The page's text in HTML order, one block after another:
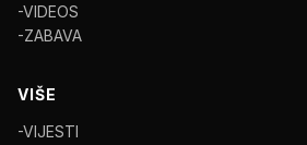
-VIDEOS
-ZABAVA
VIŠE
-VIJESTI